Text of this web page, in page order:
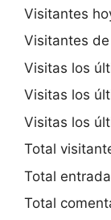
Visitantes
Visitantes
Visitas los
Visitas los
Visitas los
Total
Total
Total